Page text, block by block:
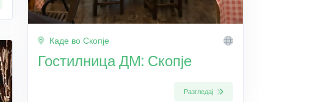
Каде во Скопје
Гостилница ДМ: Скопје
Разгледај